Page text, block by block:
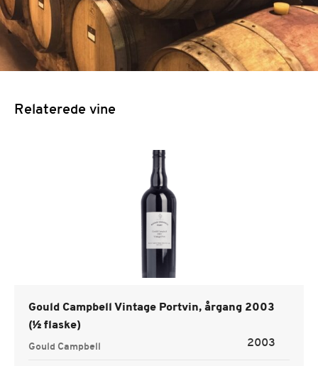
Relaterede vine
Gould Campbell Vintage Portvin, årgang 2003
(½ flaske)
Gould Campbell 2003